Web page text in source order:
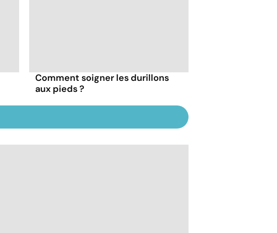
Comment soigner les durillons
aux pieds ?